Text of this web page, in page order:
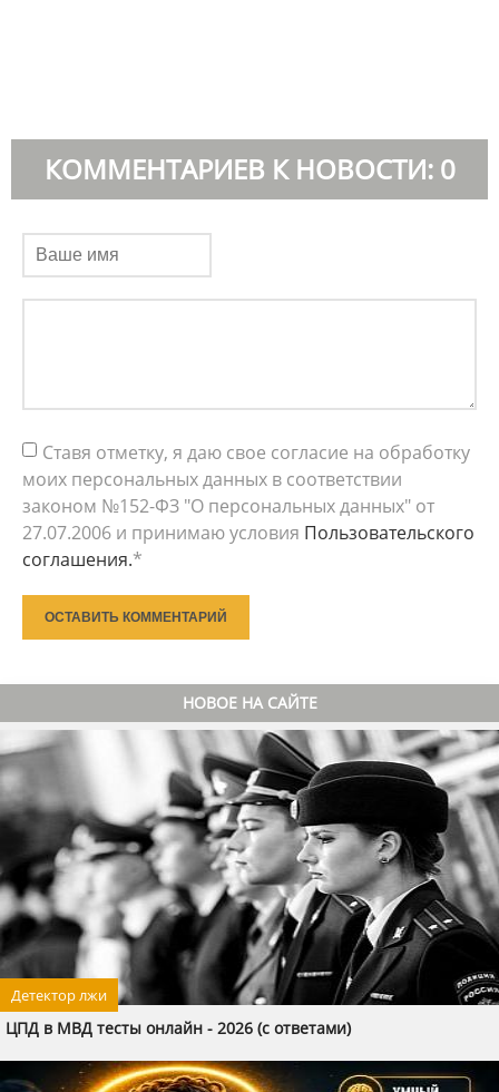
КОММЕНТАРИЕВ К НОВОСТИ: 0
Ставя отметку, я даю свое согласие на обработку
моих персональных данных в соответствии
законом №152-ФЗ "О персональных данных" от
27.07.2006 и принимаю условия Пользовательского
соглашения.*
ОСТАВИТЬ КОММЕНТАРИЙ
НОВОЕ НА САЙТЕ
Детектор лжи
ЦПД в МВД тесты онлайн - 2026 (с ответами)